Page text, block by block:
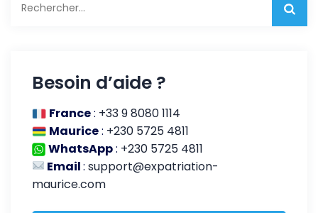
Besoin d’aide ?
France: +33 9 8080 1114
Maurice: +230 5725 4811
WhatsApp: +230 5725 4811
Email:support@expatriation-
maurice.com